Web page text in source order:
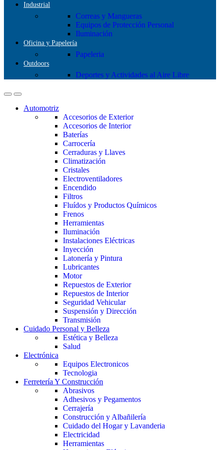
Industrial
Correas y Mangueras
Equipos de Protección Personal
Iluminación
Oficina y Papelería
Papeleria
Outdoors
Deportes y Actividades al Aire Libre
Automotriz
Accesorios de Exterior
Accesorios de Interior
Baterías
Carrocería
Cerraduras y Llaves
Climatización
Cristales
Electroventiladores
Encendido
Filtros
Fluídos y Productos Químicos
Frenos
Herramientas
Iluminación
Instalaciones Eléctricas
Inyección
Latonería y Pintura
Lubricantes
Motor
Repuestos de Exterior
Repuestos de Interior
Seguridad Vehicular
Suspensión y Dirección
Transmisión
Cuidado Personal y Belleza
Estética y Belleza
Salud
Electrónica
Equipos Electronicos
Tecnologia
Ferretería Y Construcción
Abrasivos
Adhesivos y Pegamentos
Cerrajería
Construcción y Albañilería
Cuidado del Hogar y Lavanderia
Electricidad
Herramientas